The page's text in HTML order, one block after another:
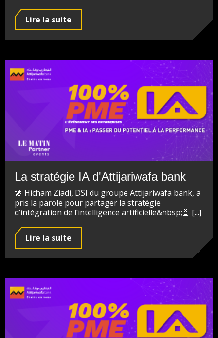
Lire la suite
La stratégie IA d'Attijariwafa bank
🎤 Hicham Ziadi, DSI du groupe Attijariwafa bank, a
pris la parole pour partager la stratégie
d’intégration de l’intelligence artificielle&nbsp;🤖 [...]
Lire la suite